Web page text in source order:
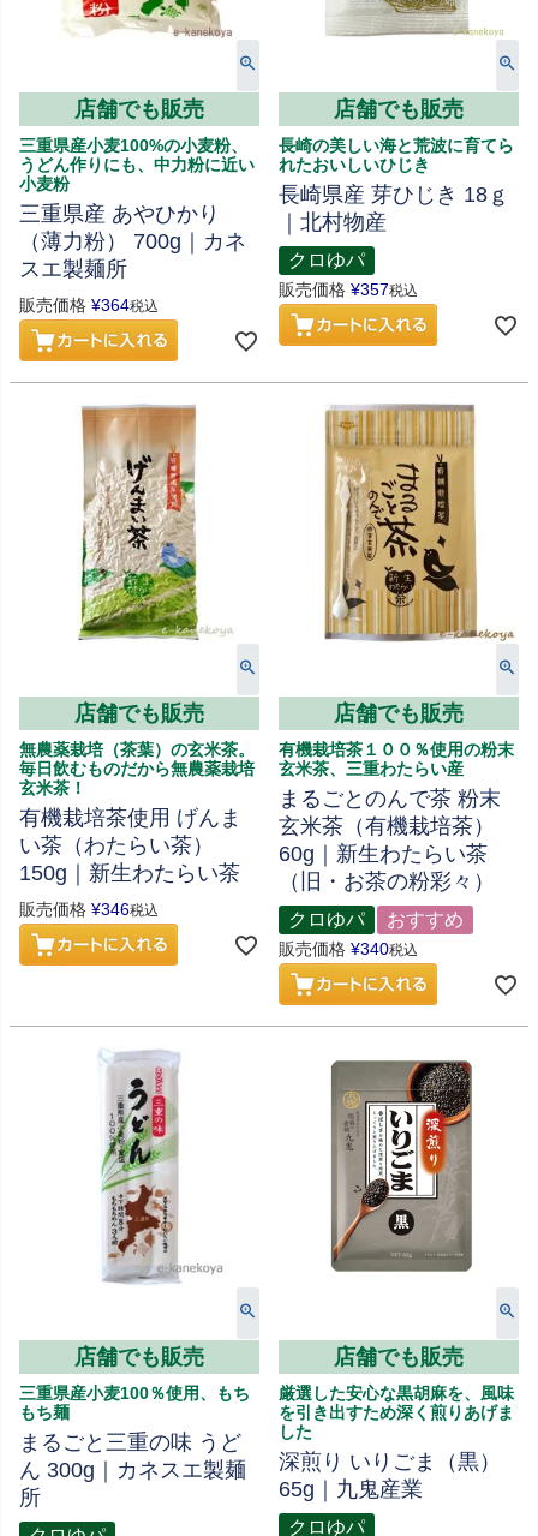
店舗でも販売
三重県産小麦100%の小麦粉、
うどん作りにも、中力粉に近い
小麦粉
三重県産 あやひかり
（薄力粉） 700g｜カネ
スエ製麺所
販売価格 ¥364税込
店舗でも販売
長崎の美しい海と荒波に育てら
れたおいしいひじき
長崎県産 芽ひじき 18ｇ
｜北村物産
クロゆパ
販売価格 ¥357税込
店舗でも販売
無農薬栽培（茶葉）の玄米茶。
毎日飲むものだから無農薬栽培
玄米茶！
有機栽培茶使用 げんま
い茶（わたらい茶）
150g｜新生わたらい茶
販売価格 ¥346税込
店舗でも販売
有機栽培茶１００％使用の粉末
玄米茶、三重わたらい産
まるごとのんで茶 粉末
玄米茶（有機栽培茶）
60g｜新生わたらい茶
（旧・お茶の粉彩々）
クロゆパ おすすめ
販売価格 ¥340税込
店舗でも販売
三重県産小麦100％使用、もち
もち麺
まるごと三重の味 うど
ん 300g｜カネスエ製麺
所
店舗でも販売
厳選した安心な黒胡麻を、風味
を引き出すため深く煎りあげま
した
深煎り いりごま（黒）
65g｜九鬼産業
クロゆパ